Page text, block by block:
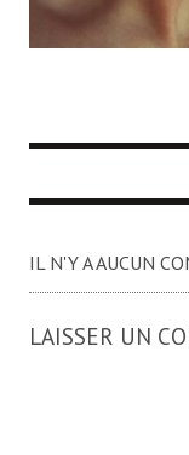
IL N'Y A AUCUN
LAISSER UN